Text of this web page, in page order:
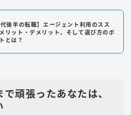
代後半の転職】エージェント利用のスス
リット・デメリット、そして選び方のポ
とは？
頑張ったあなたは、